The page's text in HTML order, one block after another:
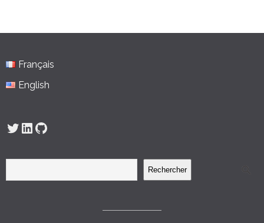
Français
English
Twitter
LinkedIn
GitHub
Rechercher